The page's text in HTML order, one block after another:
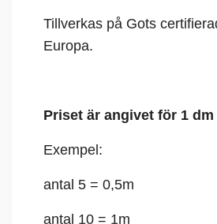
Tillverkas på Gots
Europa.
Priset är angivet för 1 dm
Exempel:
antal 5 = 0,5m
antal 10 = 1m